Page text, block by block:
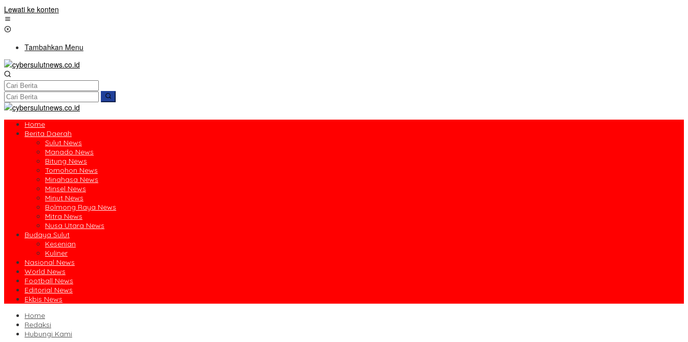
Lewati ke konten
Tambahkan Menu
Home
Berita Daerah
Sulut News
Manado News
Bitung News
Tomohon News
Minahasa News
Minsel News
Minut News
Bolmong Raya News
Mitra News
Nusa Utara News
Budaya Sulut
Kesenian
Kuliner
Nasional News
World News
Football News
Editorial News
Ekbis News
Home
Redaksi
Hubungi Kami